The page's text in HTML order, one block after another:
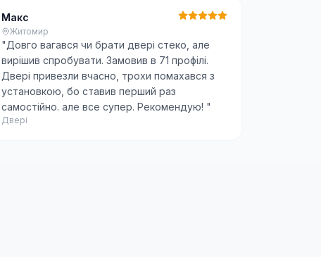
Макс
Житомир
"Довго вагався чи брати двері стеко, але
вирішив спробувати. Замовив в 71 профілі.
Двері привезли вчасно, трохи помахався з
установкою, бо ставив перший раз
самостійно. але все супер. Рекомендую! "
Двері